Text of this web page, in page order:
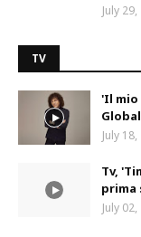
July
TV
'Il mio
July
Tv,
prima
July